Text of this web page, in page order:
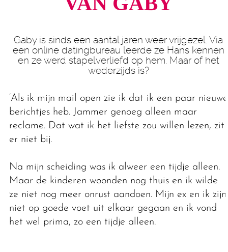
Gaby is sinds een aantal jaren weer vrijgezel. Via
een online datingbureau leerde ze Hans kennen
en ze werd stapelverliefd op hem. Maar of het
wederzijds is?
‘Als ik mijn mail open zie ik dat ik een paar nieuwe
berichtjes heb. Jammer genoeg alleen maar
reclame. Dat wat ik het liefste zou willen lezen, zit
er niet bij.
Na mijn scheiding was ik alweer een tijdje alleen.
Maar de kinderen woonden nog thuis en ik wilde
ze niet nog meer onrust aandoen. Mijn ex en ik zijn
niet op goede voet uit elkaar gegaan en ik vond
het wel prima, zo een tijdje alleen.